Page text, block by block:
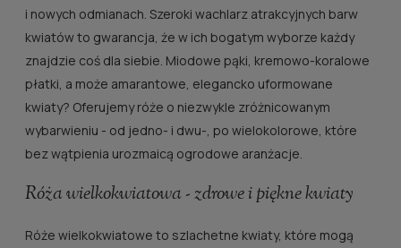
i nowych odmianach. Szeroki wachlarz atrakcyjnych barw
kwiatów to gwarancja, że w ich bogatym wyborze każdy
znajdzie coś dla siebie. Miodowe pąki, kremowo-koralowe
płatki, a może amarantowe, elegancko uformowane
kwiaty? Oferujemy róże o niezwykle zróżnicowanym
wybarwieniu - od jedno- i dwu-, po wielokolorowe, które
bez wątpienia urozmaicą ogrodowe aranżacje.
Róża wielkokwiatowa - zdrowe i piękne kwiaty
Róże wielkokwiatowe to szlachetne kwiaty, które mogą